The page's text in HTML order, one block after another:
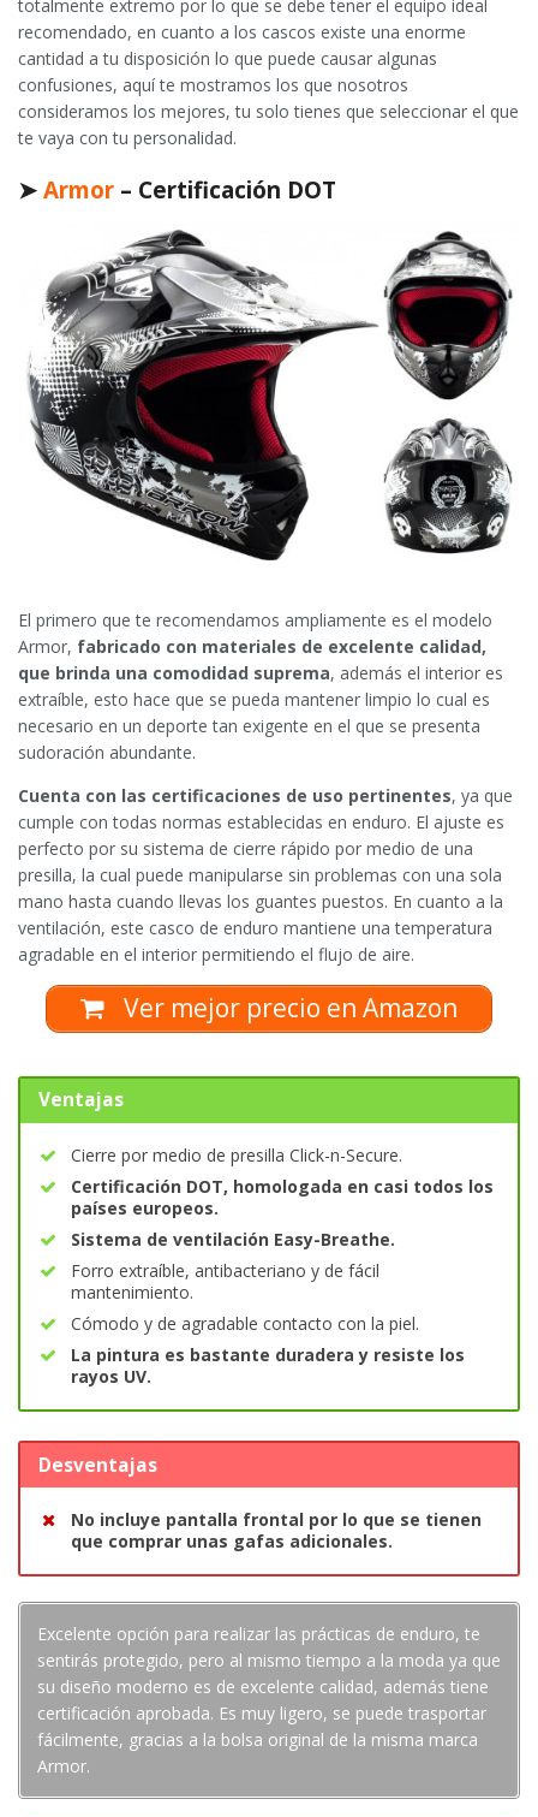
totalmente extremo por lo que se debe tener el equipo ideal
recomendado, en cuanto a los cascos existe una enorme
cantidad a tu disposición lo que puede causar algunas
confusiones, aquí te mostramos los que nosotros
consideramos los mejores, tu solo tienes que seleccionar el que
te vaya con tu personalidad.
➤Armor – Certificación DOT
El primero que te recomendamos ampliamente es el modelo
Armor, fabricado con materiales de excelente calidad,
que brinda una comodidad suprema, además el interior es
extraíble, esto hace que se pueda mantener limpio lo cual es
necesario en un deporte tan exigente en el que se presenta
sudoración abundante.
Cuenta con las certificaciones de uso pertinentes, ya que
cumple con todas normas establecidas en enduro. El ajuste es
perfecto por su sistema de cierre rápido por medio de una
presilla, la cual puede manipularse sin problemas con una sola
mano hasta cuando llevas los guantes puestos. En cuanto a la
ventilación, este casco de enduro mantiene una temperatura
agradable en el interior permitiendo el flujo de aire.
Ver mejor precio en Amazon
Ventajas
Cierre por medio de presilla Click-n-Secure.
Certificación DOT, homologada en casi todos los
países europeos.
Sistema de ventilación Easy-Breathe.
Forro extraíble, antibacteriano y de fácil
mantenimiento.
Cómodo y de agradable contacto con la piel.
La pintura es bastante duradera y resiste los
rayos UV.
Desventajas
No incluye pantalla frontal por lo que se tienen
que comprar unas gafas adicionales.
Excelente opción para realizar las prácticas de enduro, te
sentirás protegido, pero al mismo tiempo a la moda ya que
su diseño moderno es de excelente calidad, además tiene
certificación aprobada. Es muy ligero, se puede trasportar
fácilmente, gracias a la bolsa original de la misma marca
Armor.